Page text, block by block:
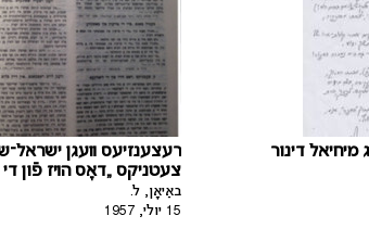
רעצענזיעס װעגן
צעטניקס „דאָס הױז פֿון
באַיאָן, ל.
15 יולי, 1957
דינור